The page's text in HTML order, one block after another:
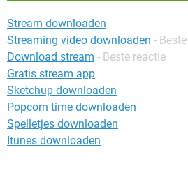
Stream downloaden
Streaming video downloaden -
Download stream - Beste reactie
Gratis stream app
Sketchup downloaden
Popcorn time downloaden
Spelletjes downloaden
Itunes downloaden